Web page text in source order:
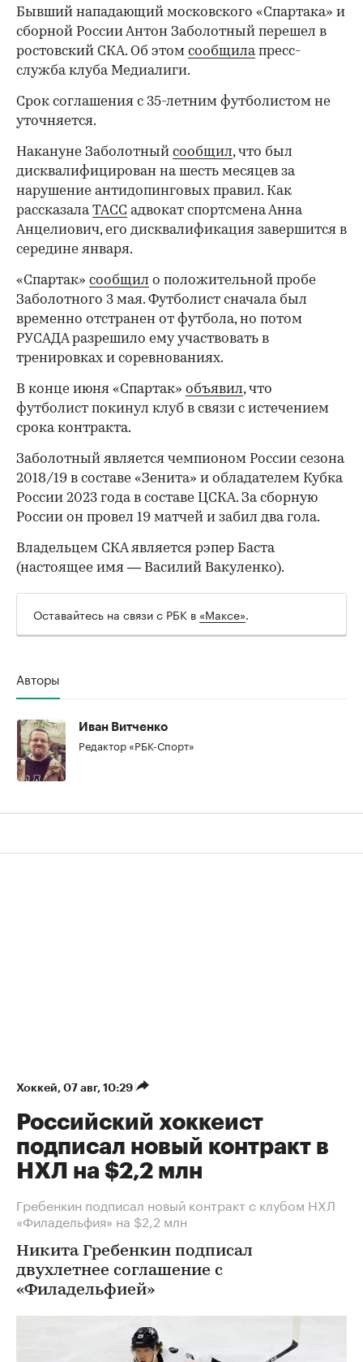
Бывший нападающий московского «Спартака» и
сборной России Антон Заболотный перешел в
ростовский СКА. Об этом сообщилапресс-
служба клуба Медиалиги.
Срок соглашения с 35-летним футболистом не
уточняется.
Накануне Заболотный сообщил, что был
дисквалифицирован на шесть месяцев за
нарушение антидопинговых правил. Как
рассказалаТАСС адвокат спортсмена Анна
Анцелиович, его дисквалификация завершится в
середине января.
«Спартак» сообщил о положительной пробе
Заболотного 3 мая. Футболист сначала был
временно отстранен от футбола, но потом
РУСАДА разрешило ему участвовать в
тренировках и соревнованиях.
В конце июня «Спартак» объявил, что
футболист покинул клуб в связи с истечением
срока контракта.
Заболотный является чемпионом России сезона
2018/19 в составе «Зенита» и обладателем Кубка
России 2023 года в составе ЦСКА. За сборную
России он провел 19 матчей и забил два гола.
Владельцем СКА является рэпер Баста
(настоящее имя — Василий Вакуленко).
Оставайтесь на связи с РБК в «Максе».
Авторы
Иван Витченко
Редактор «РБК-Спорт»
Хоккей⁠, 07 авг, 10:29
Российский хоккеист
подписал новый контракт в
НХЛ на $2,2 млн
Гребенкин подписал новый контракт с клубом НХЛ
«Филадельфия» на $2,2 млн
Никита Гребенкин подписал
двухлетнее соглашение с
«Филадельфией»